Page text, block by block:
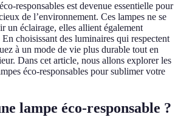
responsables est devenue essentielle pour
de l’environnement. Ces lampes ne se
un éclairage, elles allient également
choisissant des luminaires qui respectent
à un mode de vie plus durable tout en
Dans cet article, nous allons explorer les
éco-responsables pour sublimer votre
lampe éco-responsable ?